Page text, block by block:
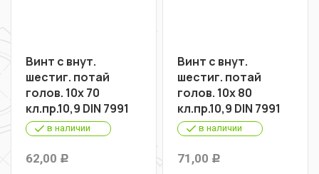
Винт с внут.
шестиг. потай
голов. 10х 70
кл.пр.10,9 DIN 7991
в наличии
62,00 Р
Винт с внут.
шестиг. потай
голов. 10х 80
кл.пр.10,9 DIN 7991
в наличии
71,00 Р